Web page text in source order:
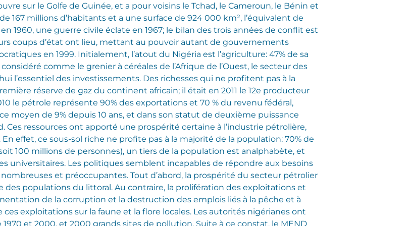
sur le Golfe de Guinée, et a pour voisins le Tchad, le Cameroun, le Bénin et
167 millions d’habitants et a une surface de 924 000 km², l’équivalent de
1960, une guerre civile éclate en 1967; le bilan des trois années de conflit est
coups d’état ont lieu, mettant au pouvoir autant de gouvernements
en 1999. Initialement, l’atout du Nigéria est l’agriculture: 47% de sa
comme le grenier à céréales de l’Afrique de l’Ouest, le secteur des
l’essentiel des investissements. Des richesses qui ne profitent pas à la
réserve de gaz du continent africain; il était en 2011 le 12e producteur
le pétrole représente 90% des exportations et 70 % du revenu fédéral,
moyen de 9% depuis 10 ans, et dans son statut de deuxième puissance
Ces ressources ont apporté une prospérité certaine à l’industrie pétrolière,
effet, ce sous-sol riche ne profite pas à la majorité de la population: 70% de
100 millions de personnes), un tiers de la population est analphabète, et
universitaires. Les politiques semblent incapables de répondre aux besoins
et préoccupantes. Tout d’abord, la prospérité du secteur pétrolier
des populations du littoral. Au contraire, la prolifération des exploitations et
de la corruption et la destruction des emplois liés à la pêche et à
ces exploitations sur la faune et la flore locales. Les autorités nigérianes ont
et 2000, et 2000 grands sites de pollution. Suite à ce constat, le MEND